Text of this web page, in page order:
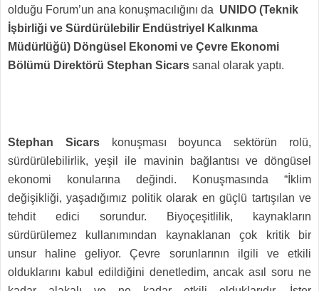
olduğu Forum’un ana konuşmacılığını da UNIDO (Teknik
İşbirliği ve Sürdürülebilir Endüstriyel Kalkınma
Müdürlüğü) Döngüsel Ekonomi ve Çevre Ekonomi
Bölümü Direktörü Stephan Sicars sanal olarak yaptı.
Stephan Sicarskonuşması boyunca sektörün rolü,
sürdürülebilirlik, yeşil ile mavinin bağlantısı ve döngüsel
ekonomi konularına değindi. Konuşmasında “İklim
değişikliği, yaşadığımız politik olarak en güçlü tartışılan ve
tehdit edici sorundur. Biyoçeşitlilik, kaynakların
sürdürülemez kullanımından kaynaklanan çok kritik bir
unsur haline geliyor. Çevre sorunlarının ilgili ve etkili
olduklarını kabul edildiğini denetledim, ancak asıl soru ne